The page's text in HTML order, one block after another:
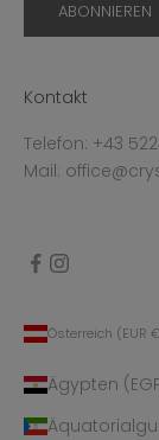
ABONNIEREN
Kontakt
Telefon: +43
Mail:
Österreich (EUR